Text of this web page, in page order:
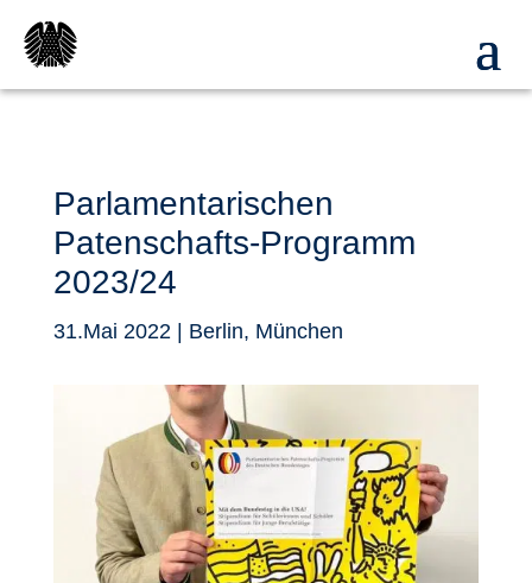
Parlamentarischen
Patenschafts-Programm
2023/24
31.Mai 2022| Berlin, München